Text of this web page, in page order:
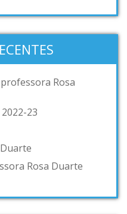
Rosa
23
Rosa Duarte